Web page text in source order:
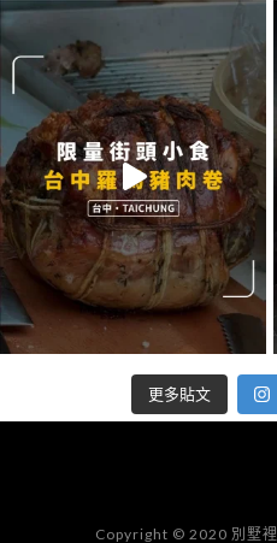
更多貼文
Copyright © 2020 別墅